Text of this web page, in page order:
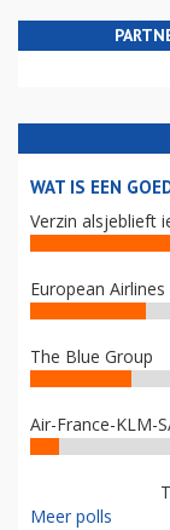
WAT IS EEN
Verzin alsjeblieft
European Airlines
The Blue Group
Air-France-KLM-
Meer polls